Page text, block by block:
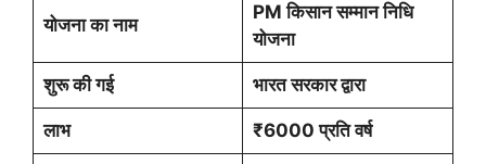
योजना का नाम
PM किसान सम्मान निधि
योजना
शुरू की गई भारत सरकार द्वारा
लाभ ₹6000 प्रति वर्ष